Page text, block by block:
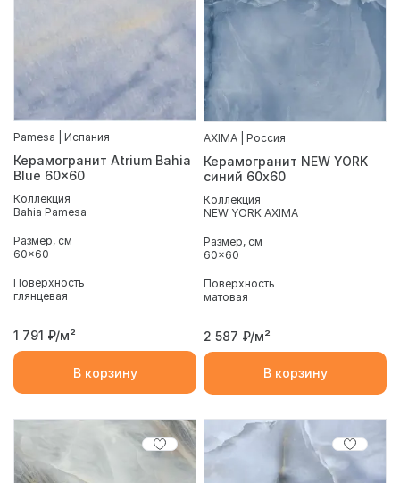
Pamesa | Испания
Керамогранит Atrium Bahia
Blue 60x60
Коллекция
Bahia Pamesa
Размер, см
60x60
Поверхность
глянцевая
1 791 ₽/м²
В корзину
AXIMA | Россия
Керамогранит NEW YORK
синий 60х60
Коллекция
NEW YORK AXIMA
Размер, см
60x60
Поверхность
матовая
2 587 ₽/м²
В корзину